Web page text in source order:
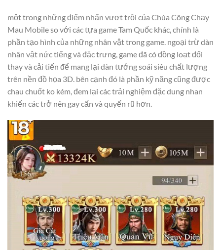
một trong những điểm nhấn vượt trội của Chúa Công Chạy
Mau Mobile so với các tựa game Tam Quốc khác, chính là
phần tạo hình của những nhân vật trong game. ngoại trừ dàn
nhân vật nức tiếng và đặc trưng, game đã có đồng loạt đổi
thay và cải tiến để mang lại dàn tướng soái siêu chất lượng
trên nền đồ họa 3D. bên cạnh đó là phần kỹ năng cũng được
chau chuốt ko kém, đem lại các trải nghiệm đặc dung nhan
khiến các trở nên gay cấn và quyến rũ hơn.